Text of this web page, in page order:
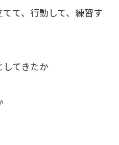
て、行動して、練習す
てきたか